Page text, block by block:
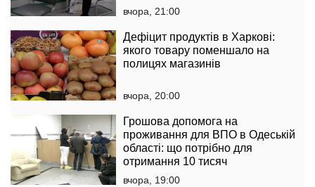
вчора, 21:00
Дефіцит продуктів в Харкові:
якого товару поменшало на
полицях магазинів
вчора, 20:00
Грошова допомога на
проживання для ВПО в Одеській
області: що потрібно для
отримання 10 тисяч
вчора, 19:00